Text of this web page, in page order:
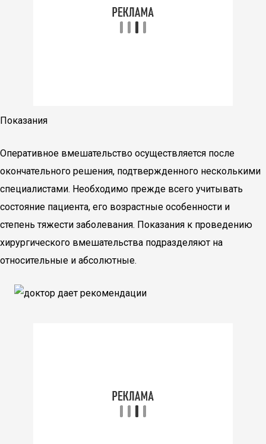
Показания
Оперативное вмешательство осуществляется после
окончательного решения, подтвержденного несколькими
специалистами. Необходимо прежде всего учитывать
состояние пациента, его возрастные особенности и
степень тяжести заболевания. Показания к проведению
хирургического вмешательства подразделяют на
относительные и абсолютные.